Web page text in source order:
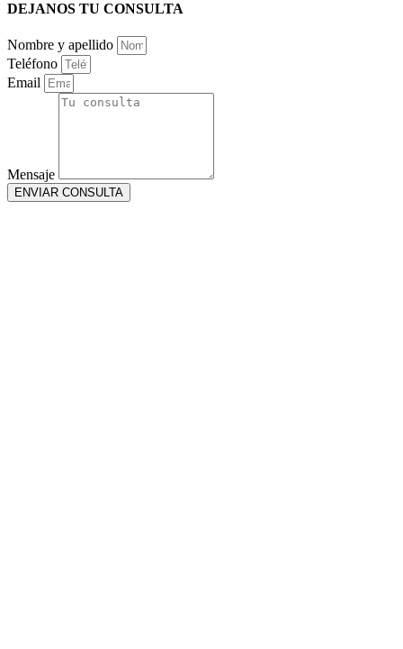
DEJANOS TU CONSULTA
Nombre y apellido
Teléfono
Email
Mensaje
ENVIAR CONSULTA